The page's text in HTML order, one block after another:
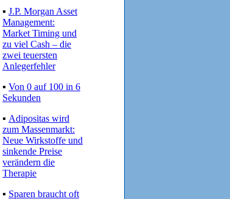
▪ J.P. Morgan Asset
Management:
Market Timing und
zu viel Cash – die
zwei teuersten
Anlegerfehler
▪ Von 0 auf 100 in 6
Sekunden
▪ Adipositas wird
zum Massenmarkt:
Neue Wirkstoffe und
sinkende Preise
verändern die
Therapie
▪ Sparen braucht oft